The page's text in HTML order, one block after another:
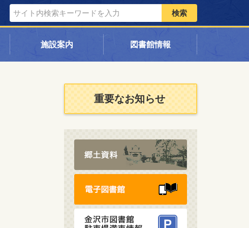
検索
施設案内 図書館情報
重要なお知らせ